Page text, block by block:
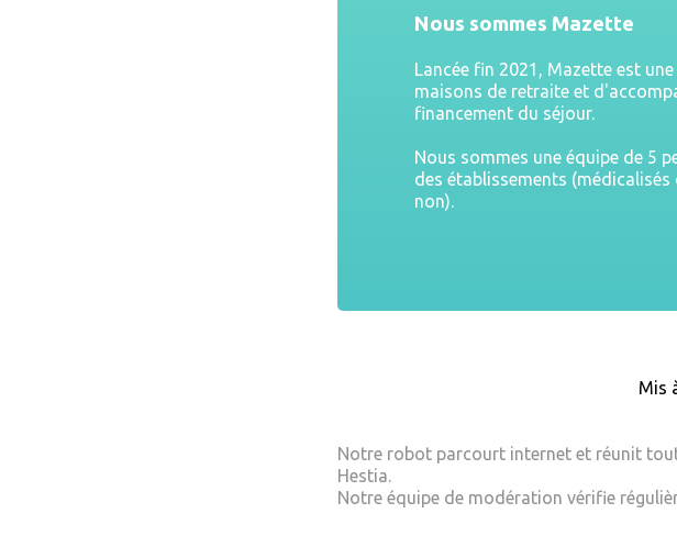
Nous sommes Mazette
Lancée fin 2021, Mazette est
maisons de retraite et
financement du séjour.
Nous sommes une équipe de 5
des établissements
non).
Mis
Notre robot parcourt internet et réunit
Hestia.
Notre équipe de modération vérifie